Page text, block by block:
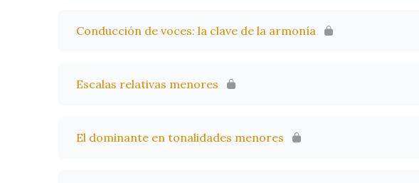
Conducción de voces: la clave de la armonía
Escalas relativas menores
El dominante en tonalidades menores